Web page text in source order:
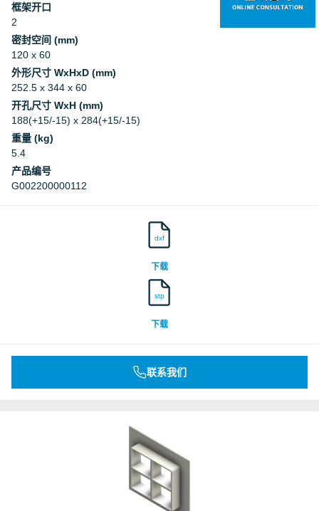
框架开口
2
密封空间 (mm)
120 x 60
外形尺寸 WxHxD (mm)
252.5 x 344 x 60
开孔尺寸 WxH (mm)
188(+15/-15) x 284(+15/-15)
重量 (kg)
5.4
产品编号
G002200000112
dxf
下载
stp
下载
联系我们